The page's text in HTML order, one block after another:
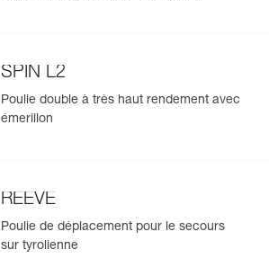
SPIN L2
Poulie double à très haut rendement avec
émerillon
REEVE
Poulie de déplacement pour le secours
sur tyrolienne